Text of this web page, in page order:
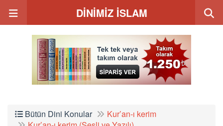
DİNİMİZ İSLAM
Bütün Dini Konular
Kur’an-ı kerim